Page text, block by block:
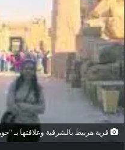
قرية هربيط بالشرقية وعلاقتها